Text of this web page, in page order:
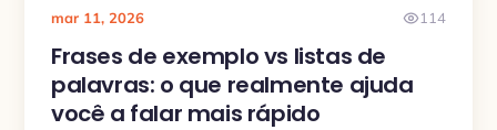
mar 11, 2026 114
Frases de exemplo vs listas de
palavras: o que realmente ajuda
você a falar mais rápido